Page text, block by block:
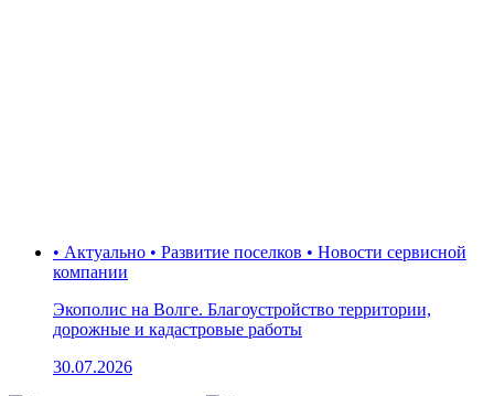
• Актуально • Развитие поселков • Новости сервисной
компании
Экополис на Волге. Благоустройство территории,
дорожные и кадастровые работы
30.07.2026